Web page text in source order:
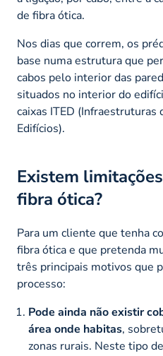
de fibra ótica.
Nos dias que correm, os
base numa estrutura que
cabos pelo interior das
situados no interior do
caixas ITED (Infraestruturas
Edifícios).
Existem
fibra ótica?
Para um cliente que tenha
fibra ótica e que pretenda
três principais motivos que
processo:
Pode ainda não existir
área onde habitas,
zonas rurais. Neste tipo